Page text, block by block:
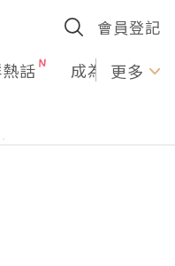
會員登記
話 成為U更多